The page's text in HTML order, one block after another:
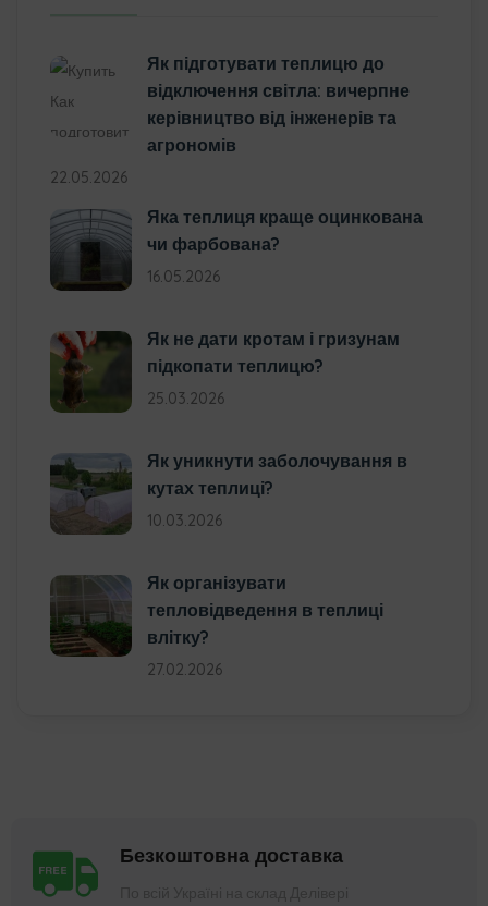
Як підготувати теплицю до
відключення світла: вичерпне
керівництво від інженерів та
агрономів
22.05.2026
Яка теплиця краще оцинкована
чи фарбована?
16.05.2026
Як не дати кротам і гризунам
підкопати теплицю?
25.03.2026
Як уникнути заболочування в
кутах теплиці?
10.03.2026
Як організувати
тепловідведення в теплиці
влітку?
27.02.2026
Безкоштовна доставка